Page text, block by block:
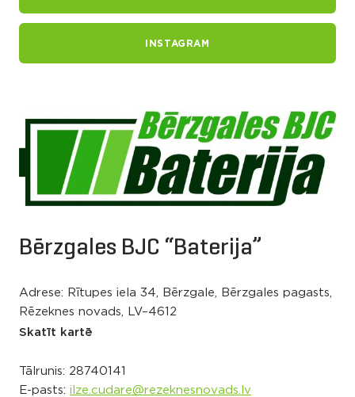
INSTAGRAM
Bērzgales BJC “Baterija”
Adrese: Rītupes iela 34, Bērzgale, Bērzgales pagasts,
Rēzeknes novads, LV–4612
Skatīt kartē
Tālrunis: 28740141
E-pasts: ilze.cudare@rezeknesnovads.lv